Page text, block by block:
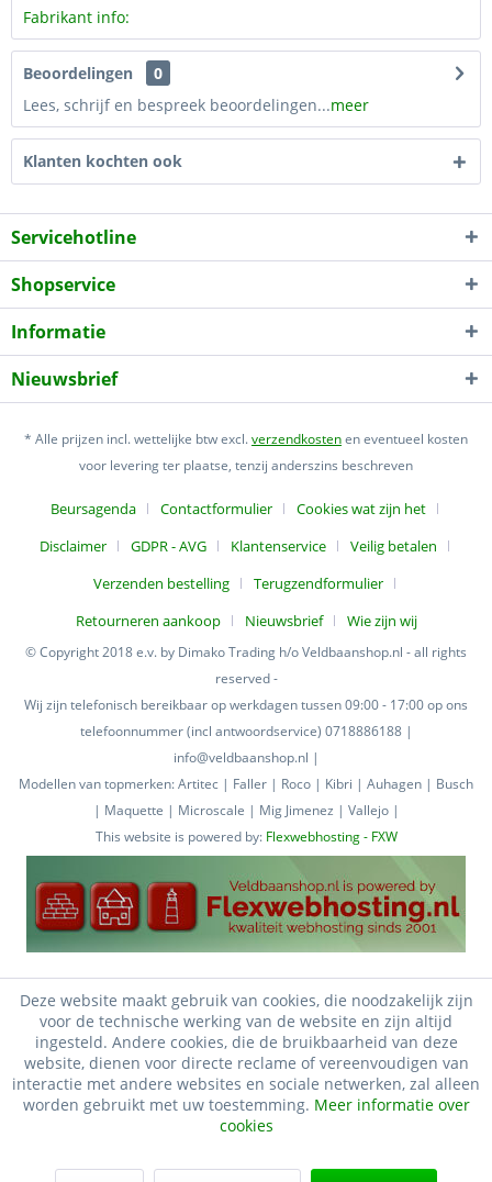
Fabrikant info:
Beoordelingen
0
Lees, schrijf en bespreek beoordelingen...meer
Klanten kochten ook
Servicehotline
Shopservice
Informatie
Nieuwsbrief
* Alle prijzen incl. wettelijke btw excl.verzendkostenen eventueel kosten
voor levering ter plaatse, tenzij anderszins beschreven
Beursagenda Contactformulier
Cookies wat zijn het
Disclaimer
GDPR - AVG Klantenservice
Veilig betalen
Verzenden bestelling
Terugzendformulier
Retourneren aankoop
Nieuwsbrief Wie zijn wij
© Copyright 2018 e.v. by Dimako Trading h/o Veldbaanshop.nl - all rights
reserved -
Wij zijn telefonisch bereikbaar op werkdagen tussen 09:00 - 17:00 op ons
telefoonnummer (incl antwoordservice) 0718886188 |
info@veldbaanshop.nl |
Modellen van topmerken: Artitec | Faller | Roco | Kibri | Auhagen | Busch
| Maquette | Microscale | Mig Jimenez | Vallejo |
This website is powered by: Flexwebhosting - FXW
Deze website maakt gebruik van cookies, die noodzakelijk zijn
voor de technische werking van de website en zijn altijd
ingesteld. Andere cookies, die de bruikbaarheid van deze
website, dienen voor directe reclame of vereenvoudigen van
interactie met andere websites en sociale netwerken, zal alleen
worden gebruikt met uw toestemming. Meer informatie over
cookies